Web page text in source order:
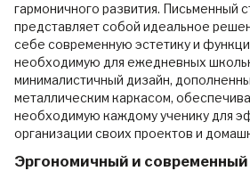
гармоничного развития. Письменный
представляет собой идеальное
себе современную эстетику и
необходимую для ежедневных
минималистичный дизайн,
металлическим каркасом,
необходимую каждому ученику для
организации своих проектов и
Эргономичный и современный